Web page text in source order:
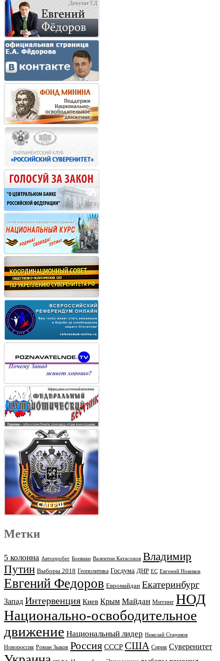
Метки
5 колонна Автопробег Боевики Валентин Катасонов Владимир
Путин Выборы 2018 Геополитика Госдума ДНР ЕС Евгений Новиков
Евгений Федоров Евромайдан Екатеринбург
Запад Интервенция Киев Крым Майдан Митинг НОД
Национально-освободительное
движение Национальный лидер Николай Стариков
Новороссия Роман Зыков Россия СССР США Сирия Суверенитет